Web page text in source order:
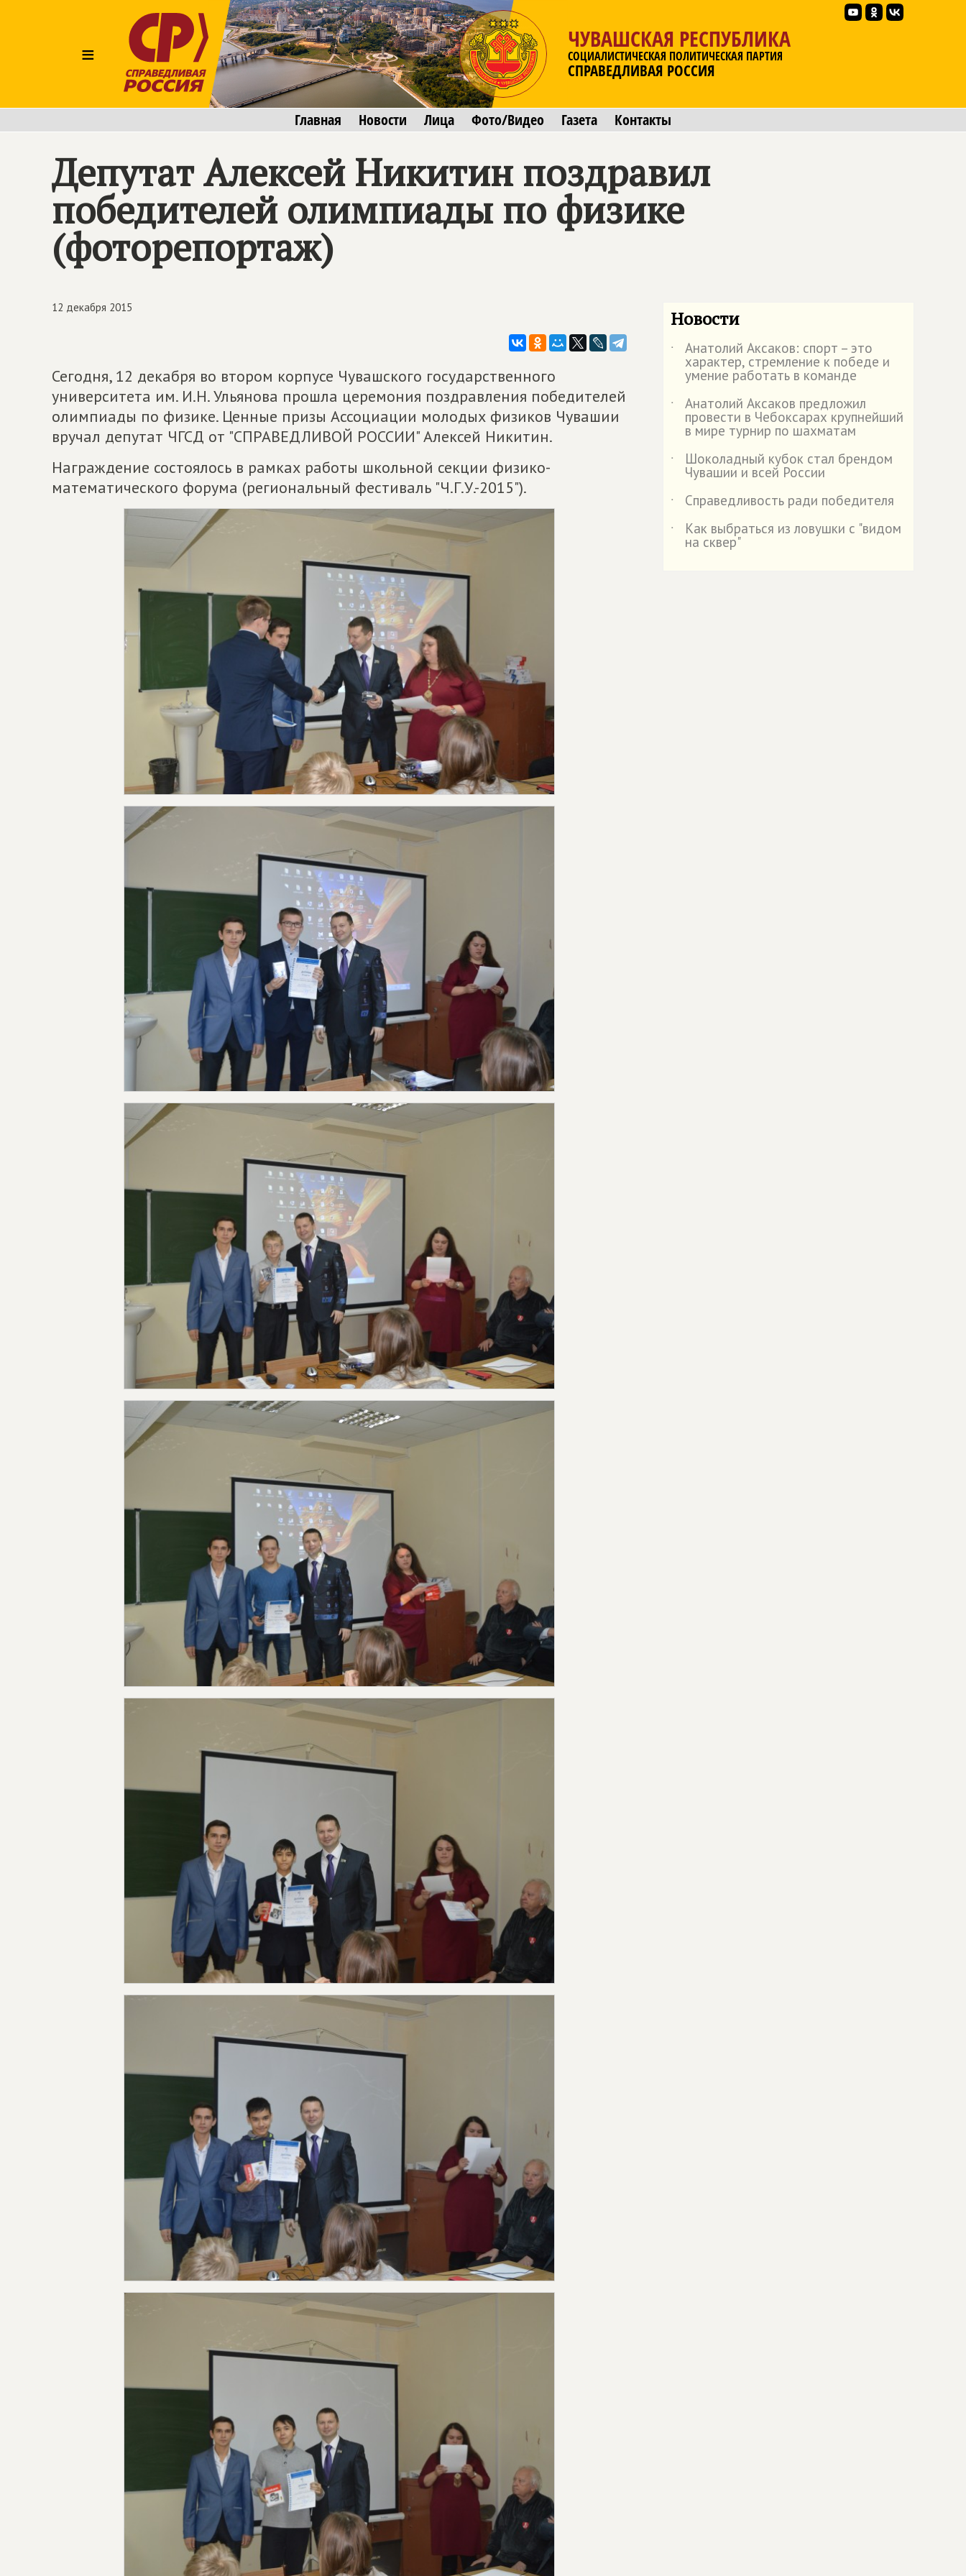
≡
ЧУВАШСКАЯ РЕСПУБЛИКА
СОЦИАЛИСТИЧЕСКАЯ ПОЛИТИЧЕСКАЯ ПАРТИЯ
СПРАВЕДЛИВАЯ РОССИЯ
Главная Новости Лица Фото/Видео Газета Контакты
Депутат Алексей Никитин поздравил
победителей олимпиады по физике
(фоторепортаж)
12 декабря 2015
Сегодня, 12 декабря во втором корпусе Чувашского государственного
университета им. И.Н. Ульянова прошла церемония поздравления победителей
олимпиады по физике. Ценные призы Ассоциации молодых физиков Чувашии
вручал депутат ЧГСД от "СПРАВЕДЛИВОЙ РОССИИ" Алексей Никитин.
Награждение состоялось в рамках работы школьной секции физико-
математического форума (региональный фестиваль "Ч.Г.У.-2015").
Новости
˙ Анатолий Аксаков: спорт – это
характер, стремление к победе и
умение работать в команде
˙
Анатолий Аксаков предложил
провести в Чебоксарах крупнейший
в мире турнир по шахматам
˙
Шоколадный кубок стал брендом
Чувашии и всей России
˙
Справедливость ради победителя
˙
Как выбраться из ловушки с "видом
на сквер"